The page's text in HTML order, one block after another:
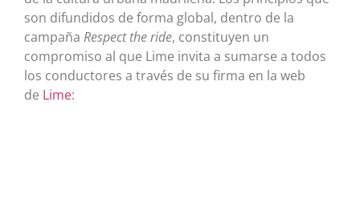
son difundidos de forma global, dentro de la
campaña Respect the ride, constituyen un
compromiso al que Lime invita a sumarse a todos
los conductores a través de su firma en la web
de Lime: